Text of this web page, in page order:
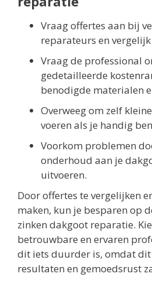
Vraag offertes aan bij
reparateurs en
Vraag de professional
gedetailleerde
benodigde materialen
Overweeg om zelf
voeren als je handig
Voorkom problemen
onderhoud aan je
uitvoeren.
Door offertes te vergelijken
maken, kun je besparen op
zinken dakgoot reparatie.
betrouwbare en ervaren
dit iets duurder is, omdat
resultaten en gemoedsrust